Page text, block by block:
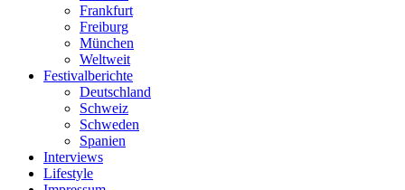
Frankfurt
Freiburg
München
Weltweit
Festivalberichte
Deutschland
Schweiz
Schweden
Spanien
Interviews
Lifestyle